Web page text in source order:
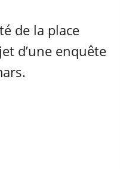
de la place
d’une enquête